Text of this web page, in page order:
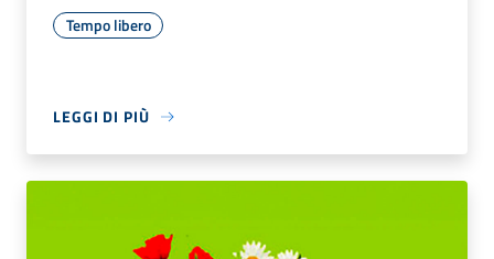
Tempo libero
LEGGI DI PIÙ